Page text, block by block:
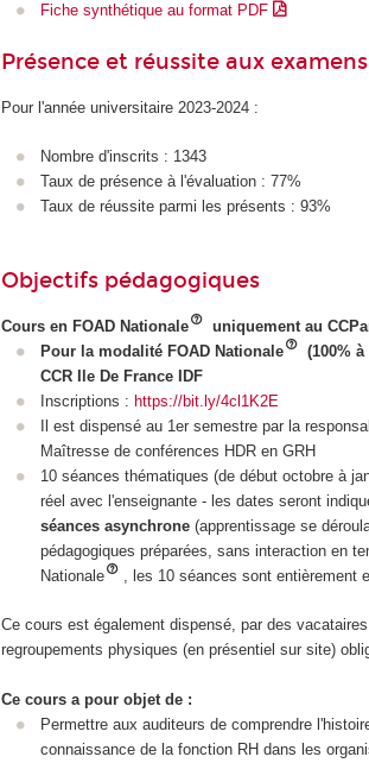
Fiche synthétique au format PDF
Présence et réussite aux examens
Pour l'année universitaire 2023-2024 :
Nombre d'inscrits : 1343
Taux de présence à l'évaluation : 77%
Taux de réussite parmi les présents : 93%
Objectifs pédagogiques
Cours en FOAD Nationale
uniquement au
Pour la modalité FOAD Nationale
(100%
CCR Ile De France IDF
Inscriptions : https://bit.ly/4cl1K2E
Il est dispensé au 1er semestre par la
Maîtresse de conférences HDR en GRH
10 séances thématiques (de début octobre à
réel avec l'enseignante - les dates seront
séances asynchrone(apprentissage se
pédagogiques préparées, sans interaction en
Nationale
, les 10 séances sont entièrement
Ce cours est également dispensé, par des
regroupements physiques (en présentiel sur site)
Ce cours a pour objet de :
Permettre aux auditeurs de comprendre
connaissance de la fonction RH dans les